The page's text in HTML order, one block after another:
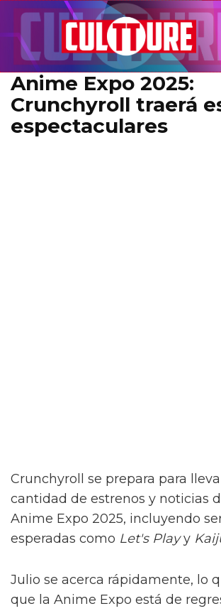
Anime Expo 2025:
Crunchyroll traerá
espectaculares
Crunchyroll se prepara para
cantidad de estrenos y noticias
Anime Expo 2025, incluyendo
esperadas como Let's Playy
Julio se acerca rápidamente, lo
que la Anime Expo está de